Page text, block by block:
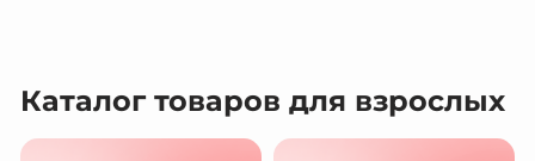
Каталог товаров для взрослых